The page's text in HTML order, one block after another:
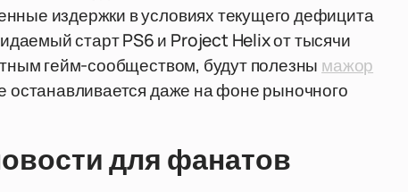
издержки в условиях текущего дефицита
старт PS6 и Project Helix от тысячи
гейм-сообществом, будут полезны мажор
останавливается даже на фоне рыночного
для фанатов